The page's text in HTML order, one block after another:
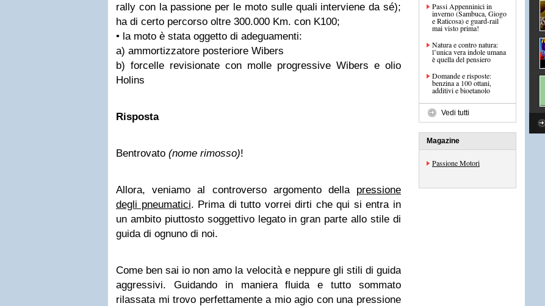
rally con la passione per le moto sulle quali interviene da sé);
ha di certo percorso oltre 300.000 Km. con K100;
• la moto è stata oggetto di adeguamenti:
a) ammortizzatore posteriore Wibers
b) forcelle revisionate con molle progressive Wibers e olio
Holins
Risposta
Bentrovato (nome rimosso)!
Allora, veniamo al controverso argomento della pressione
degli pneumatici. Prima di tutto vorrei dirti che qui si entra in
un ambito piuttosto soggettivo legato in gran parte allo stile di
guida di ognuno di noi.
Come ben sai io non amo la velocità e neppure gli stili di guida
aggressivi. Guidando in maniera fluida e tutto sommato
rilassata mi trovo perfettamente a mio agio con una pressione
Passi Appenninici in
inverno (Sambuca, Giogo
e Raticosa) e guard-rail
mai visto prima!
Natura e contro natura:
l’unica vera indole umana
è quella del pensiero
Domande e risposte:
benzina a 100 ottani,
additivi e bioetanolo
Vedi tutti
Magazine
Passione Motori